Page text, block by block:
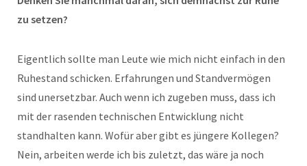
zu setzen?
Eigentlich sollte man Leute wie mich nicht einfach in den
Ruhestand schicken. Erfahrungen und Standvermögen
sind unersetzbar. Auch wenn ich zugeben muss, dass ich
mit der rasenden technischen Entwicklung nicht
standhalten kann. Wofür aber gibt es jüngere Kollegen?
Nein, arbeiten werde ich bis zuletzt, das wäre ja noch